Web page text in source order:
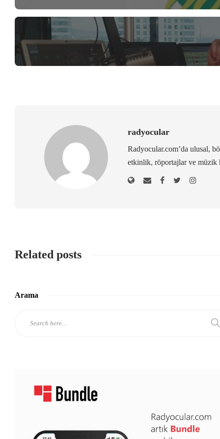
radyocular
Radyocular.com’da ulusal,
etkinlik, röportajlar ve müzik
Related posts
Arama